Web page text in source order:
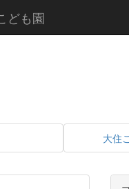
ども園
大住